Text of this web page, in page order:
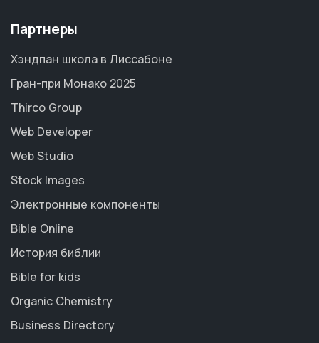
Партнеры
Хэндпан школа в Лиссабоне
Гран-при Монако 2025
Thirco Group
Web Developer
Web Studio
Stock Images
Электронные компоненты
Bible Online
История библии
Bible for kids
Organic Chemistry
Business Directory